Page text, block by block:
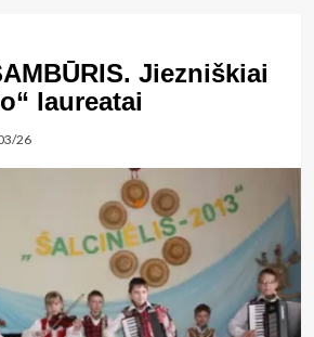
Jiezniškiai
laureatai
26